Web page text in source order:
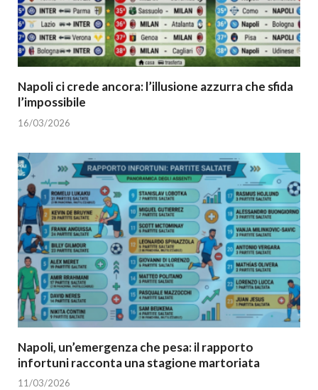
Napoli ci crede ancora: l’illusione azzurra che sfida
l’impossibile
16/03/2026
Napoli, un’emergenza che pesa: il rapporto
infortuni racconta una stagione martoriata
11/03/2026